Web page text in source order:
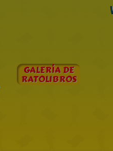
GALERÍA DE
RATOLIBROS